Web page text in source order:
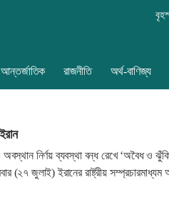
আন্তর্জাতিক রাজনীতি অর্থ-বাণিজ্য
নির্ণয় ব্যবস্থা বন্ধ রেখে ‘অবৈধ ও
(২৭ জুলাই) ইরানের রাষ্ট্রীয়